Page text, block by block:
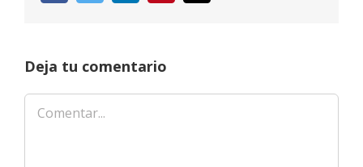
Deja tu comentario
Comentar